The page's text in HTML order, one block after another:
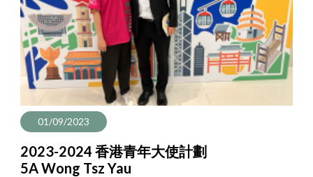
01/09/2023
2023-2024 香港青年大使計劃
5A Wong Tsz Yau